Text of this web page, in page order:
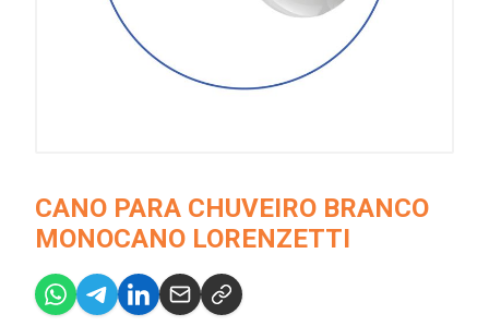
CANO PARA CHUVEIRO BRANCO
MONOCANO LORENZETTI